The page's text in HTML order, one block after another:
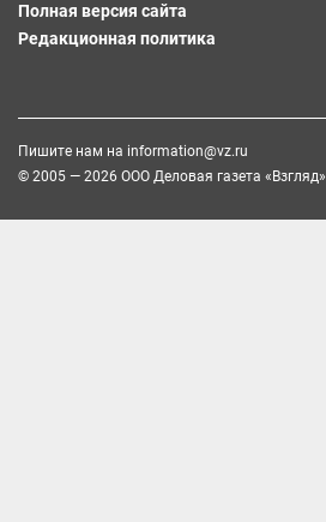
Полная версия сайта
Редакционная политика
Пишите нам на information@vz.ru
© 2005 — 2026 ООО Деловая газета «Взгляд»